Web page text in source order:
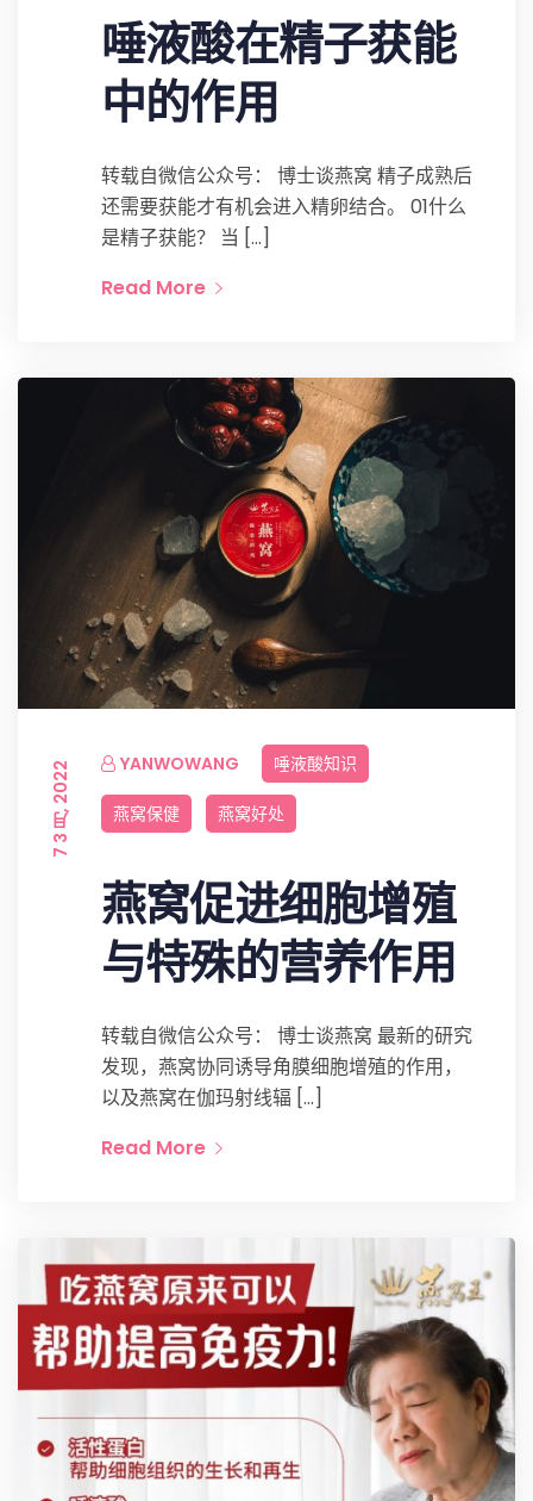
唾液酸在精子获能
中的作用
转载自微信公众号： 博士谈燕窝 精子成熟后
还需要获能才有机会进入精卵结合。 01什么
是精子获能？ 当 […]
Read More
YANWOWANG
7 3 月, 2022 唾液酸知识
燕窝保健 燕窝好处
燕窝促进细胞增殖
与特殊的营养作用
转载自微信公众号： 博士谈燕窝 最新的研究
发现，燕窝协同诱导角膜细胞增殖的作用，
以及燕窝在伽玛射线辐 […]
Read More